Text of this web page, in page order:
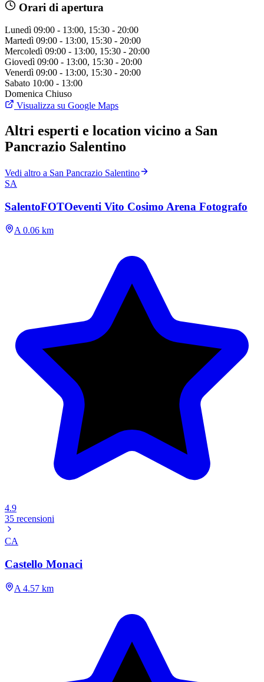
Orari di apertura
Lunedì 09:00 - 13:00, 15:30 - 20:00
Martedì 09:00 - 13:00, 15:30 - 20:00
Mercoledì 09:00 - 13:00, 15:30 - 20:00
Giovedì 09:00 - 13:00, 15:30 - 20:00
Venerdì 09:00 - 13:00, 15:30 - 20:00
Sabato 10:00 - 13:00
Domenica Chiuso
Visualizza su Google Maps
Altri esperti e location vicino a San
Pancrazio Salentino
Vedi altro a San Pancrazio Salentino
SA
SalentoFOTOeventi Vito Cosimo Arena Fotografo
A 0.06 km
4.9
35 recensioni
CA
Castello Monaci
A 4.57 km